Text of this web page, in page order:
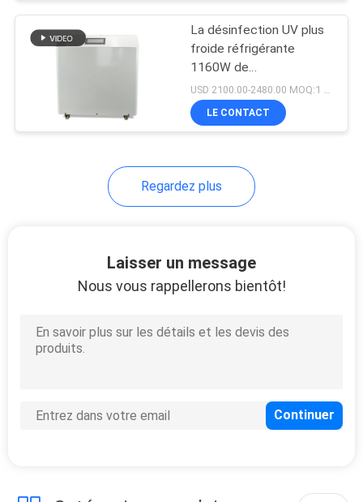
Système épuré à l'air
UV-C
Four de traitement
pour la machine
La désinfection UV plus
froide réfrigérante
1160W de
refroidissement par l'eau
R410 a entré
USD 2100.00-2480.00 MOQ:1 ensemble
LE CONTACT
Regardez plus
Laisser un message
Nous vous rappellerons bientôt!